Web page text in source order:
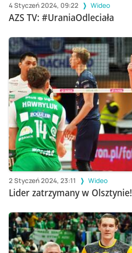
4 Styczeń 2024, 09:22 Wideo
AZS TV: #UraniaOdleciała
2 Styczeń 2024, 23:11 Wideo
Lider zatrzymany w Olsztynie!